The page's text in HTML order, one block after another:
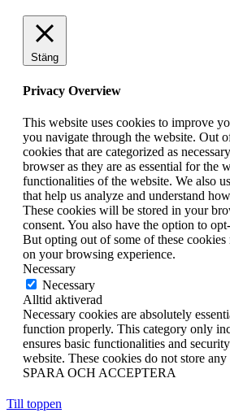
Stäng
Privacy Overview
This website uses cookies to improve
you navigate through the website. Out
cookies that are categorized as
browser as they are as essential for the
functionalities of the website. We also
that help us analyze and understand
These cookies will be stored in your
consent. You also have the option to
But opting out of some of these cookies
on your browsing experience.
Necessary
Necessary
Alltid aktiverad
Necessary cookies are absolutely
function properly. This category only
ensures basic functionalities and
website. These cookies do not store
SPARA OCH ACCEPTERA
Till toppen